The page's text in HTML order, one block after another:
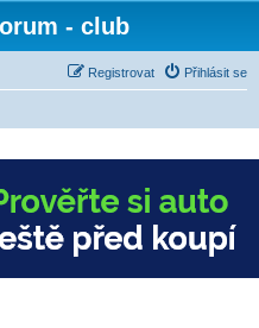
- club
Přihlásit se
Registrovat